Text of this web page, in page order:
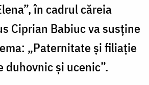
în cadrul căreia
Ciprian Babiuc va susține
„Paternitate și filiație
și ucenic”.